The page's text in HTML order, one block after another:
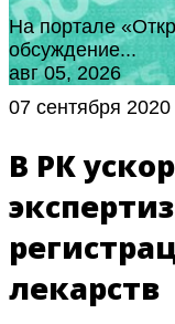
На портале
обсуждение...
авг 05, 2026
07 сентября 2020
В РК
лекарств